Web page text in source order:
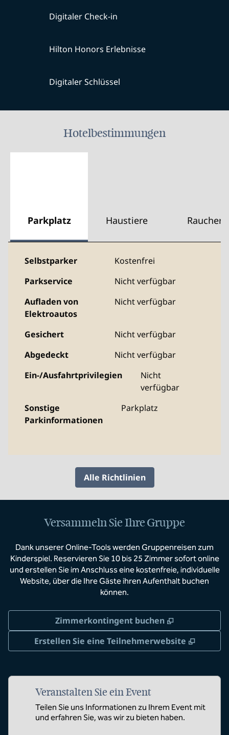
Digitaler Check-in
Hilton Honors Erlebnisse
Digitaler Schlüssel
Hotelbestimmungen
Parkplatz Haustiere Raucher
Selbstparker
Kostenfrei
Parkservice
Nicht verfügbar
Aufladen von
Elektroautos
Nicht verfügbar
Gesichert
Nicht verfügbar
Abgedeckt
Nicht verfügbar
Ein-/Ausfahrtprivilegien
Nicht
verfügbar
Sonstige
Parkinformationen
Parkplatz
Alle Richtlinien
Versammeln Sie Ihre Gruppe
Dank unserer Online-Tools werden Gruppenreisen zum
Kinderspiel. Reservieren Sie 10 bis 25 Zimmer sofort online
und erstellen Sie im Anschluss eine kostenfreie, individuelle
Website, über die Ihre Gäste ihren Aufenthalt buchen
können.
Zimmerkontingent buchen ,
Erstellen Sie eine Teilnehmerwebsite
,
Veranstalten Sie ein Event
Teilen Sie uns Informationen zu Ihrem Event mit
und erfahren Sie, was wir zu bieten haben.